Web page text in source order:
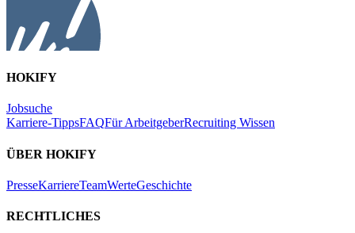
HOKIFY
Jobsuche
Karriere-TippsFAQFür ArbeitgeberRecruiting Wissen
ÜBER HOKIFY
PresseKarriereTeamWerteGeschichte
RECHTLICHES